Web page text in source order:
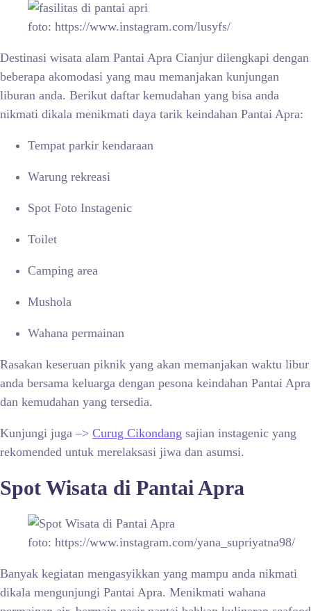
foto: https://www.instagram.com/lusyfs/
Destinasi wisata alam Pantai Apra Cianjur dilengkapi dengan
beberapa akomodasi yang mau memanjakan kunjungan
liburan anda. Berikut daftar kemudahan yang bisa anda
nikmati dikala menikmati daya tarik keindahan Pantai Apra:
Tempat parkir kendaraan
Warung rekreasi
Spot Foto Instagenic
Toilet
Camping area
Mushola
Wahana permainan
Rasakan keseruan piknik yang akan memanjakan waktu libur
anda bersama keluarga dengan pesona keindahan Pantai Apra
dan kemudahan yang tersedia.
Kunjungi juga –> Curug Cikondang sajian instagenic yang
rekomended untuk merelaksasi jiwa dan asumsi.
Spot Wisata di Pantai Apra
foto: https://www.instagram.com/yana_supriyatna98/
Banyak kegiatan mengasyikkan yang mampu anda nikmati
dikala mengunjungi Pantai Apra. Menikmati wahana